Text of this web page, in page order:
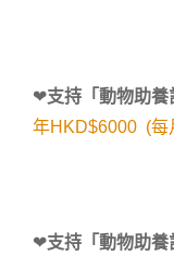
❤支持「動物助養
年HKD$6000 (每
❤支持「動物助養